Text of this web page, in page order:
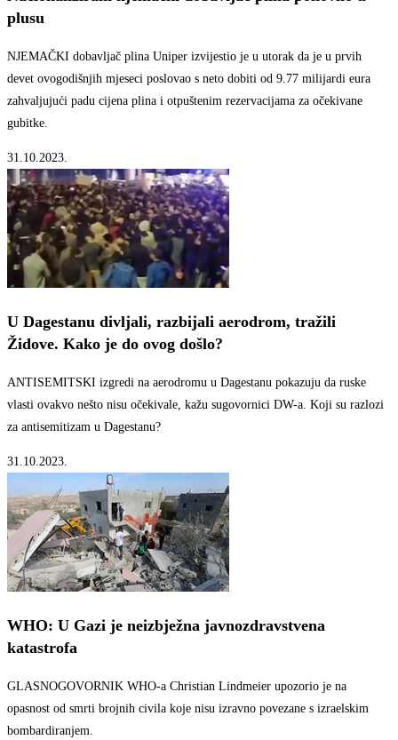
plusu
NJEMAČKI dobavljač plina Uniper izvijestio je u utorak da je u prvih
devet ovogodišnjih mjeseci poslovao s neto dobiti od 9.77 milijardi eura
zahvaljujući padu cijena plina i otpuštenim rezervacijama za očekivane
gubitke.
31.10.2023.
U Dagestanu divljali, razbijali aerodrom, tražili
Židove. Kako je do ovog došlo?
ANTISEMITSKI izgredi na aerodromu u Dagestanu pokazuju da ruske
vlasti ovakvo nešto nisu očekivale, kažu sugovornici DW-a. Koji su razlozi
za antisemitizam u Dagestanu?
31.10.2023.
WHO: U Gazi je neizbježna javnozdravstvena
katastrofa
GLASNOGOVORNIK WHO-a Christian Lindmeier upozorio je na
opasnost od smrti brojnih civila koje nisu izravno povezane s izraelskim
bombardiranjem.